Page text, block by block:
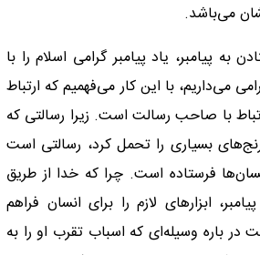
می‌باشد.
به پیامبر، یاد پیامبر گرامی اسلام را با
می‌داریم، با این کار می‌فهمیم که ارتباط
با صاحب رسالت است. زیرا رسالتی که
بسیاری را تحمل کرد، رسالتی است
فرستاده است. چرا که خدا از طریق
ابزارهای لازم را برای انسان فراهم
باره وسیله‌ای که اسباب تقرب او را به